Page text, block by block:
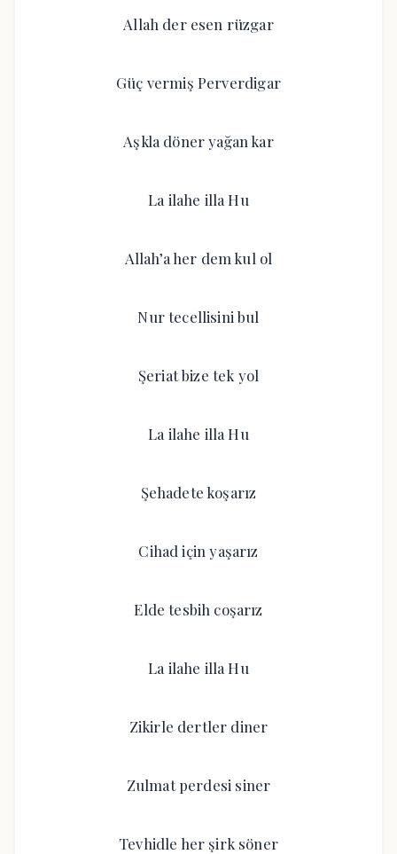
Allah der esen rüzgar
Güç vermiş Perverdigar
Aşkla döner yağan kar
La ilahe illa Hu
Allah’a her dem kul ol
Nur tecellisini bul
Şeriat bize tek yol
La ilahe illa Hu
Şehadete koşarız
Cihad için yaşarız
Elde tesbih coşarız
La ilahe illa Hu
Zikirle dertler diner
Zulmat perdesi siner
Tevhidle her şirk söner